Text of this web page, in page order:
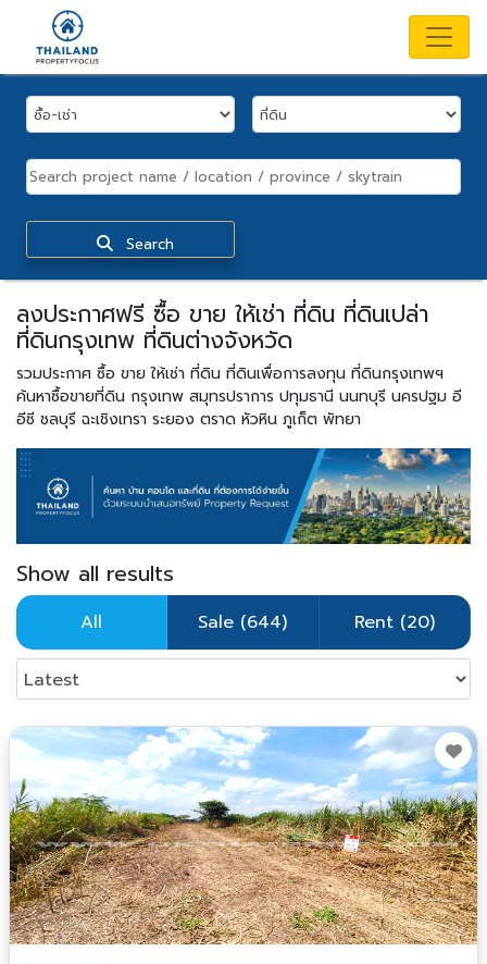
Search
ลงประกาศฟรี ซื้อ ขาย ให้เช่า ที่ดิน ที่ดินเปล่า
ที่ดินกรุงเทพ ที่ดินต่างจังหวัด
รวมประกาศ ซื้อ ขาย ให้เช่า ที่ดิน ที่ดินเพื่อการลงทุน ที่ดินกรุงเทพฯ
ค้นหาซื้อขายที่ดิน กรุงเทพ สมุทรปราการ ปทุมธานี นนทบุรี นครปฐม อี
อีซี ชลบุรี ฉะเชิงเทรา ระยอง ตราด หัวหิน ภูเก็ต พัทยา
Show all results
All Sale (644) Rent (20)